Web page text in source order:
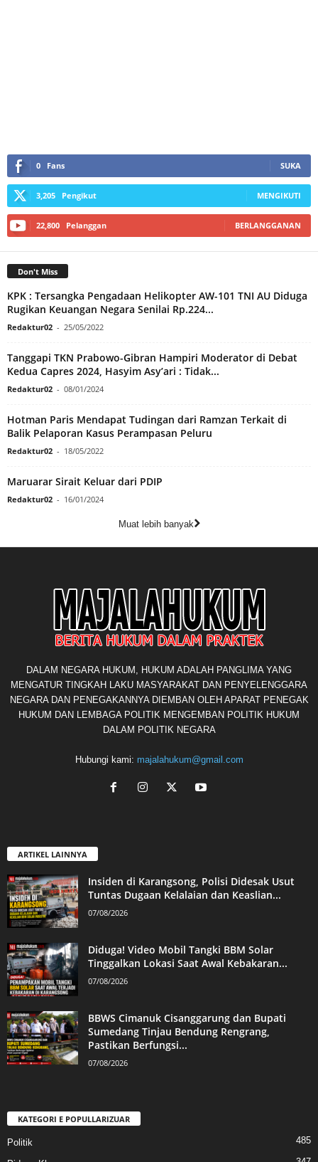
0 Fans SUKA
3,205 Pengikut MENGIKUTI
22,800 Pelanggan BERLANGGANAN
Don't Miss
KPK : Tersangka Pengadaan Helikopter AW-101 TNI AU Diduga
Rugikan Keuangan Negara Senilai Rp.224...
Redaktur02 - 25/05/2022
Tanggapi TKN Prabowo-Gibran Hampiri Moderator di Debat
Kedua Capres 2024, Hasyim Asy’ari : Tidak...
Redaktur02 - 08/01/2024
Hotman Paris Mendapat Tudingan dari Ramzan Terkait di
Balik Pelaporan Kasus Perampasan Peluru
Redaktur02 - 18/05/2022
Maruarar Sirait Keluar dari PDIP
Redaktur02 - 16/01/2024
Muat lebih banyak
DALAM NEGARA HUKUM, HUKUM ADALAH PANGLIMA YANG
MENGATUR TINGKAH LAKU MASYARAKAT DAN PENYELENGGARA
NEGARA DAN PENEGAKANNYA DIEMBAN OLEH APARAT PENEGAK
HUKUM DAN LEMBAGA POLITIK MENGEMBAN POLITIK HUKUM
DALAM POLITIK NEGARA
Hubungi kami: majalahukum@gmail.com
ARTIKEL LAINNYA
Insiden di Karangsong, Polisi Didesak Usut
Tuntas Dugaan Kelalaian dan Keaslian...
07/08/2026
Diduga! Video Mobil Tangki BBM Solar
Tinggalkan Lokasi Saat Awal Kebakaran...
07/08/2026
BBWS Cimanuk Cisanggarung dan Bupati
Sumedang Tinjau Bendung Rengrang,
Pastikan Berfungsi...
07/08/2026
KATEGORI E POPULLARIZUAR
Politik 485